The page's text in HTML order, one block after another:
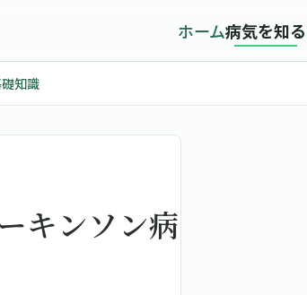
ホーム病気を知る
知識
キンソン病